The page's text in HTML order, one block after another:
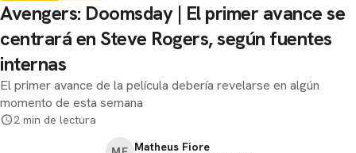
Avengers: Doomsday | El primer avance se
centrará en Steve Rogers, según fuentes
internas
El primer avance de la película debería revelarse en algún
momento de esta semana
2 min de lectura
Matheus Fiore